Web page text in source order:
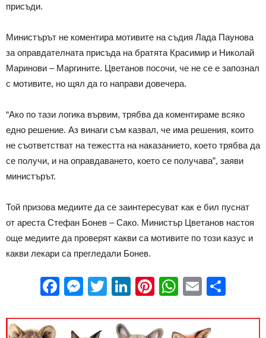
присъди.
Министърът не коментира мотивите на съдия Лада Паунова
за оправдателната присъда на братята Красимир и Николай
Маринови – Маргините. Цветанов посочи, че не се е запознал
с мотивите, но щял да го направи довечера.
“Ако по тази логика вървим, трябва да коментираме всяко
едно решение. Аз винаги съм казвал, че има решения, които
не съответстват на тежестта на наказанието, което трябва да
се получи, и на оправдаването, което се получава”, заяви
министърът.
Той призова медиите да се заинтересуват как е бил пуснат
от ареста Стефан Бонев – Сако. Министър Цветанов настоя
още медиите да проверят какви са мотивите по този казус и
какви лекари са прегледали Бонев.
Facebook
Messenger
Twitter
LinkedIn
Pinterest
WhatsApp
Email